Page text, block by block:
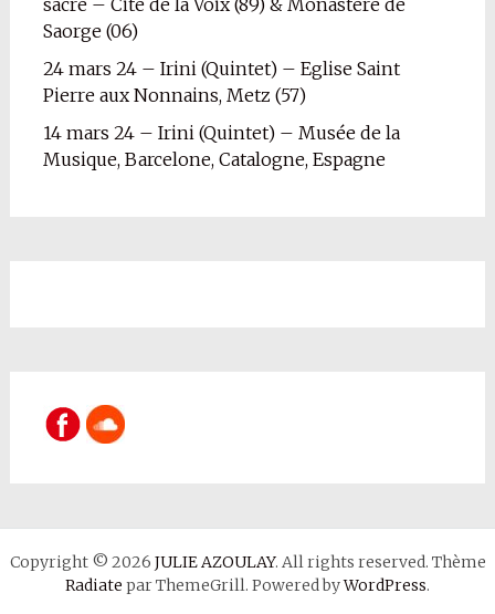
sacré – Cité de la Voix (89) & Monastère de
Saorge (06)
24 mars 24 – Irini (Quintet) – Eglise Saint
Pierre aux Nonnains, Metz (57)
14 mars 24 – Irini (Quintet) – Musée de la
Musique, Barcelone, Catalogne, Espagne
Copyright © 2026 JULIE AZOULAY. All rights reserved. Thème
Radiate par ThemeGrill. Powered byWordPress.